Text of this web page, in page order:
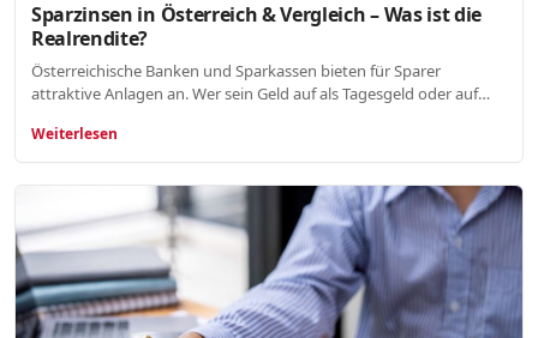
Sparzinsen in Österreich & Vergleich – Was ist die
Realrendite?
Österreichische Banken und Sparkassen bieten für Sparer
attraktive Anlagen an. Wer sein Geld auf als Tagesgeld oder auf…
Weiterlesen